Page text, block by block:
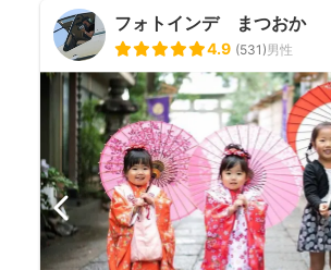
フォトインデ まつおか
4.9 (531)男性